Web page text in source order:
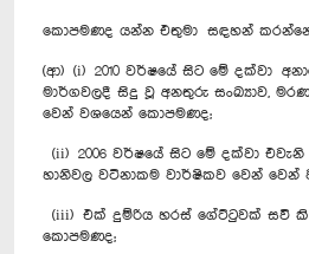
කොපමණද යන්න එතුමා සඳහන්
(ආ) (i) 2010 වර්ෂයේ සිට මේ දක්වා
මාර්ගවලදී සිදු වූ අනතුරු සංඛ්‍යාව,
වෙන් වශයෙන් කොපමණද;
(ii) 2006 වර්ෂයේ සිට මේ දක්වා
හානිවල වටිනාකම වාර්ෂිකව වෙන් වෙන්
(iii) එක් දුම්රිය හරස් ගේට්ටුවක් සවි
කොපමණද;